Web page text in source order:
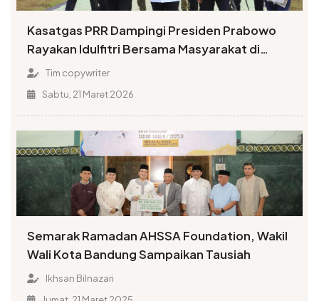
Kasatgas PRR Dampingi Presiden Prabowo
Rayakan Idulfitri Bersama Masyarakat di
Aceh Tamiang
Tim copywriter
Sabtu, 21 Maret 2026
Semarak Ramadan AHSSA Foundation, Wakil
Wali Kota Bandung Sampaikan Tausiah
Ikhsan Bilnazari